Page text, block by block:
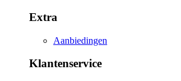
Extra
Aanbiedingen
Klantenservice